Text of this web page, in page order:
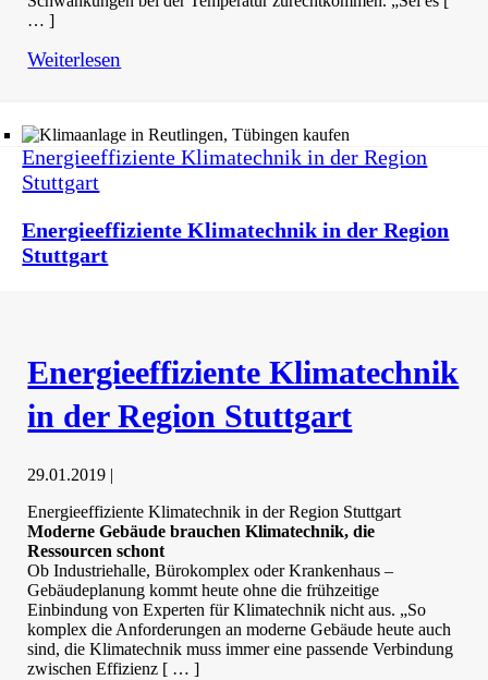
… ]
Weiterlesen
Energieeffiziente Klimatechnik in der Region
Stuttgart
Energieeffiziente Klimatechnik in der Region
Stuttgart
Energieeffiziente Klimatechnik
in der Region Stuttgart
29.01.2019 |
Energieeffiziente Klimatechnik in der Region Stuttgart
Moderne Gebäude brauchen Klimatechnik, die
Ressourcen schont
Ob Industriehalle, Bürokomplex oder Krankenhaus –
Gebäudeplanung kommt heute ohne die frühzeitige
Einbindung von Experten für Klimatechnik nicht aus. „So
komplex die Anforderungen an moderne Gebäude heute auch
sind, die Klimatechnik muss immer eine passende Verbindung
zwischen Effizienz [ … ]